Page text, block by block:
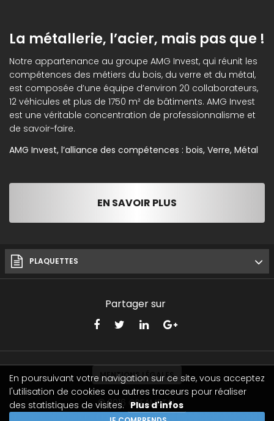
La métallerie, l’acier, mais pas que !
Notre appartenance au groupe AMG Invest, qui réunit les
compétences des métiers du bois, du verre et du métal,
est composée d’une équipe d’environ 20 collaborateurs,
12 véhicules et plus de 1750 m² de bâtiments. AMG Invest
est une véritable concentration de professionnalisme et
de savoir-faire.
AMG Invest, l’alliance des compétences : bois, Verre, Métal
EN SAVOIR PLUS
PLAQUETTES
Partager sur
MENTIONS LÉGALES
© 2016 CREAMETAL
En poursuivant votre navigation sur ce site, vous acceptez
l'utilisation de cookies ou autres traceurs pour réaliser
des statistiques de visites. Plus d'infos